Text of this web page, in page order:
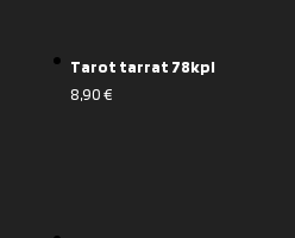
Tarot tarrat 78kpl
8,90€